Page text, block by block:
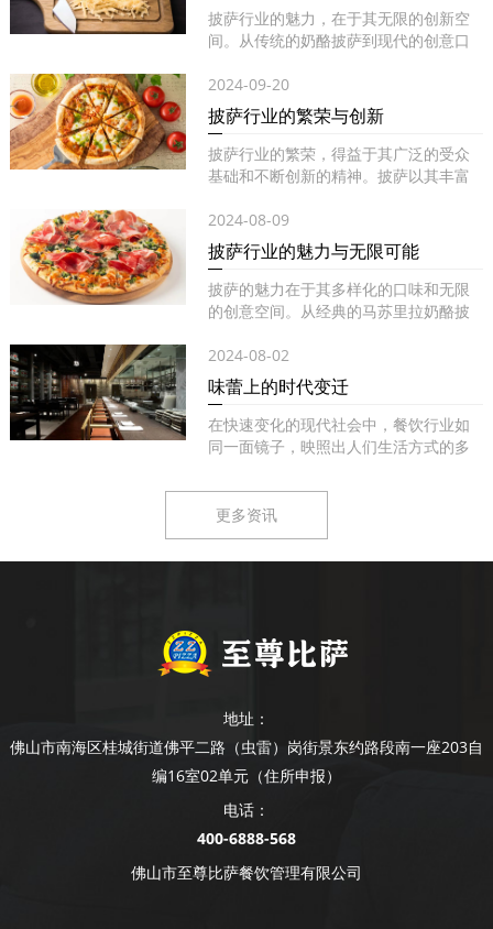
披萨行业的魅力，在于其无限的创新空
间。从传统的奶酪披萨到现代的创意口
2024-09-20
披萨行业的繁荣与创新
披萨行业的繁荣，得益于其广泛的受众
基础和不断创新的精神。披萨以其丰富
2024-08-09
披萨行业的魅力与无限可能
披萨的魅力在于其多样化的口味和无限
的创意空间。从经典的马苏里拉奶酪披
2024-08-02
味蕾上的时代变迁
在快速变化的现代社会中，餐饮行业如
同一面镜子，映照出人们生活方式的多
更多资讯
地址：
佛山市南海区桂城街道佛平二路（虫雷）岗街景东约路段南一座203自
编16室02单元（住所申报）
电话：
400-6888-568
佛山市至尊比萨餐饮管理有限公司